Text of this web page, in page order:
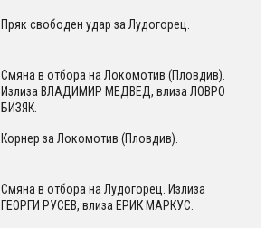
Пряк свободен удар за Лудогорец.
Смяна в отбора на Локомотив (Пловдив).
Излиза ВЛАДИМИР МЕДВЕД, влиза ЛОВРО
БИЗЯК.
Корнер за Локомотив (Пловдив).
Смяна в отбора на Лудогорец. Излиза
ГЕОРГИ РУСЕВ, влиза ЕРИК МАРКУС.